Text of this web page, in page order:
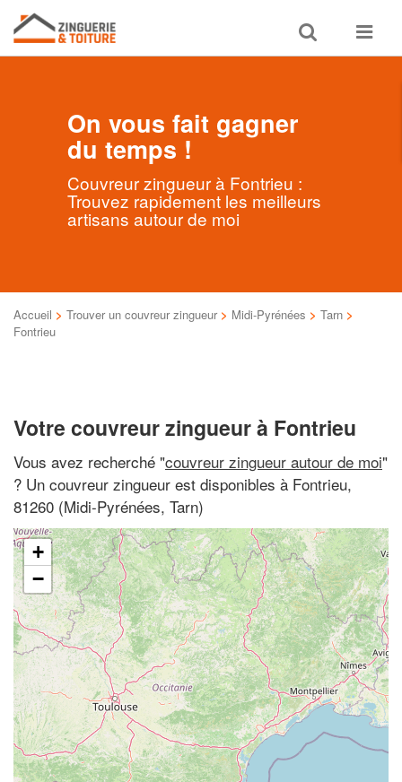
Toggle
search
Toggle
On vous fait gagner
du temps !
Couvreur zingueur à Fontrieu :
Trouvez rapidement les meilleurs
artisans autour de moi
Accueil > Trouver un couvreur zingueur > Midi-Pyrénées > Tarn >
Fontrieu
Votre couvreur zingueur à Fontrieu
Vous avez recherché "couvreur zingueur autour de moi"
? Un couvreur zingueur est disponibles à Fontrieu,
81260 (Midi-Pyrénées, Tarn)
+
−